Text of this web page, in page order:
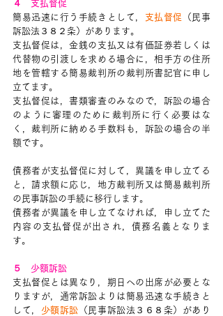
４　支払督促
簡易迅速に行う手続きとして， 支払督促
（民事
訴訟法３８２条）があります。
支払督促は，金銭の支払又は有価証券若しくは
代替物の引渡しを求める場合に，相手方の住所
地を管轄する簡易裁判所の裁判所書記官に申し
立てます。
支払督促は，書類審査のみなので，訴訟の場合
のように審理のために裁判所に行く必要はな
く，裁判所に納める手数料も，訴訟の場合の半
額です。
債務者が支払督促に対して，異議を申し立てる
と，請求額に応じ，地方裁判所又は簡易裁判所
の民事訴訟の手続に移行します。
債務者が異議を申し立てなければ，申し立てた
内容の支払督促が出され，債務名義となりま
す。
５　少額訴訟
支払督促とは異なり，期日への出席が必要とな
りますが，通常訴訟よりは簡易迅速な手続きと
して， 少額訴訟 （民事訴訟法３６８条）があり